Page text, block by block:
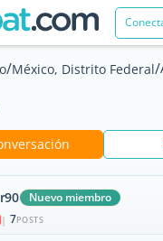
/México, Distrito Federal/
Nuevo miembro
| 7POSTS